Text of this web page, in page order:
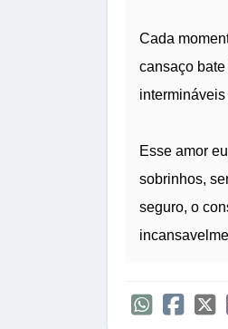
Cada
cansaço
Esse amor
sobrinhos,
seguro, o